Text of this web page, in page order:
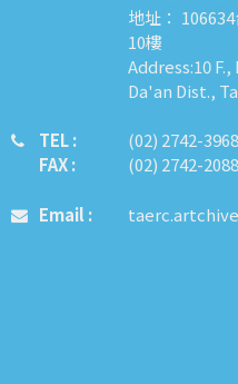
地址：
10樓
Address:10 F.,
Da'an Dist.,
TEL :
FAX :
​​​​(02) 2742-
(02) 2742-2088
Email :